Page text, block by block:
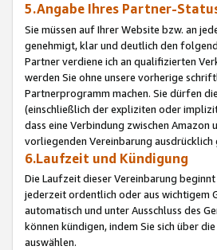
5.Angabe Ihres Partner-
Sie müssen auf Ihrer Website bzw. an
genehmigt, klar und deutlich den
Partner verdiene ich an qualifizierten
werden Sie ohne unsere vorherige
Partnerprogramm machen. Sie dürfen
(einschließlich der expliziten oder
dass eine Verbindung zwischen Amazon
vorliegenden Vereinbarung
6.Laufzeit und Kündigung
Die Laufzeit dieser Vereinbarung
jederzeit ordentlich oder aus wichtigem
automatisch und unter Ausschluss des
können kündigen, indem Sie sich über
auswählen.